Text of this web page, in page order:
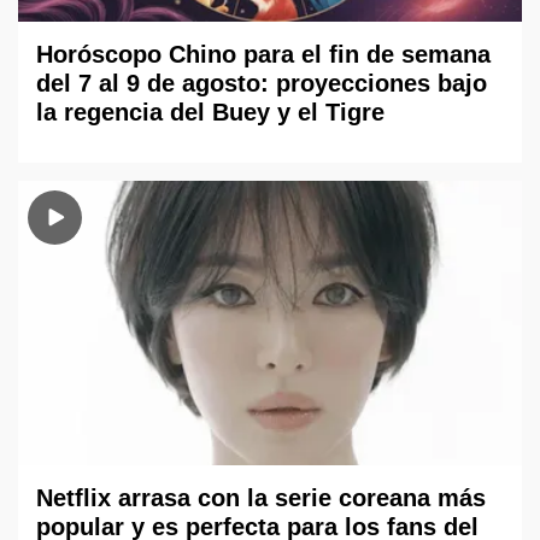
Horóscopo Chino para el fin de semana
del 7 al 9 de agosto: proyecciones bajo
la regencia del Buey y el Tigre
Netflix arrasa con la serie coreana más
popular y es perfecta para los fans del